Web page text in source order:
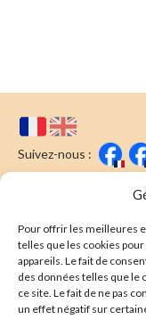
Pour offrir les meilleures
telles que les cookies
appareils. Le fait de
des données telles que le
ce site. Le fait de ne pas
un effet négatif sur
Suivez-nous :
Newsletter
E-mail* :
J'ai lu & j'accepte la